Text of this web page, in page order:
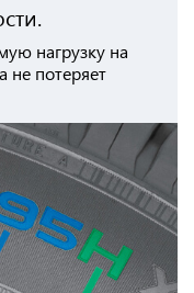
нагрузку на
не потеряет